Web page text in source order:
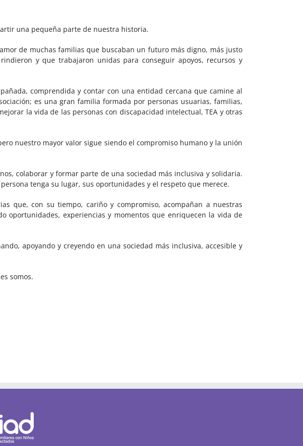
una pequeña parte de nuestra historia.
de muchas familias que buscaban un futuro más digno, más justo
y que trabajaron unidas para conseguir apoyos, recursos y
comprendida y contar con una entidad cercana que camine al
es una gran familia formada por personas usuarias, familias,
la vida de las personas con discapacidad intelectual, TEA y otras
nuestro mayor valor sigue siendo el compromiso humano y la unión
colaborar y formar parte de una sociedad más inclusiva y solidaria.
tenga su lugar, sus oportunidades y el respeto que merece.
que, con su tiempo, cariño y compromiso, acompañan a nuestras
oportunidades, experiencias y momentos que enriquecen la vida de
apoyando y creyendo en una sociedad más inclusiva, accesible y
somos.